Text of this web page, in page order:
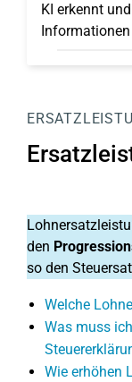
KI erkennt
den
so den
Welche
Was muss
Wie erhöhen